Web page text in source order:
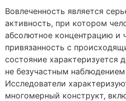
Вовлеченность является
активность, при котором
абсолютное концентрацию и
привязанность с
состояние характеризуется
не безучастным
Исследователи
многомерный конструкт,